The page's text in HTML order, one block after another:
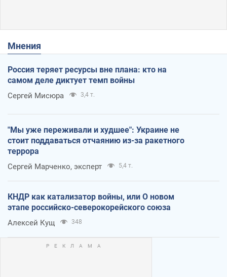
Мнения
Россия теряет ресурсы вне плана: кто на
самом деле диктует темп войны
Сергей Мисюра 3,4 т.
"Мы уже переживали и худшее": Украине не
стоит поддаваться отчаянию из-за ракетного
террора
Сергей Марченко, эксперт 5,4 т.
КНДР как катализатор войны, или О новом
этапе российско-северокорейского союза
Алексей Кущ 348